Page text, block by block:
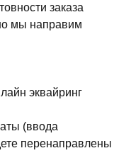
заказа
мы направим
эквайринг
(ввода
перенаправлены